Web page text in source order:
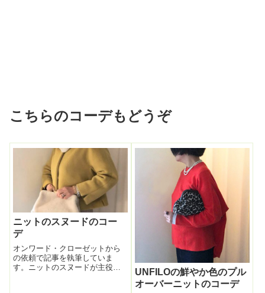
こちらのコーデもどうぞ
ニットのスヌードのコー
デ
オンワード・クローゼットから
の依頼で記事を執筆していま
す。ニットのスヌードが主役の
UNFILOの鮮やか色のプル
オーバーニットのコーデ